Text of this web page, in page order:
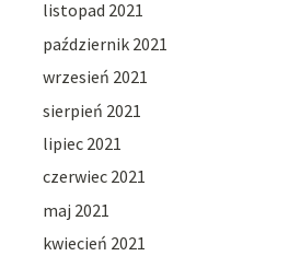
listopad 2021
październik 2021
wrzesień 2021
sierpień 2021
lipiec 2021
czerwiec 2021
maj 2021
kwiecień 2021